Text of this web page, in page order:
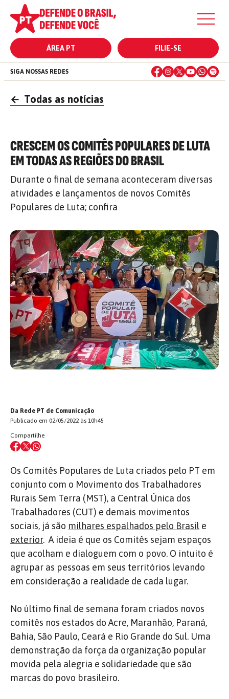
ÁREA PT FILIE-SE
SIGA NOSSAS REDES
← Todas as notícias
CRESCEM OS COMITÊS POPULARES DE LUTA
EM TODAS AS REGIÕES DO BRASIL
Durante o final de semana aconteceram diversas
atividades e lançamentos de novos Comitês
Populares de Luta; confira
Da Rede PT de Comunicação
Publicado em 02/05/2022 às 10h45
Compartilhe
Os Comitês Populares de Luta criados pelo PT em
conjunto com o Movimento dos Trabalhadores
Rurais Sem Terra (MST), a Central Única dos
Trabalhadores (CUT) e demais movimentos
sociais, já são milhares espalhados pelo Brasil e
exterior. A ideia é que os Comitês sejam espaços
que acolham e dialoguem com o povo. O intuito é
agrupar as pessoas em seus territórios levando
em consideração a realidade de cada lugar.
No último final de semana foram criados novos
comitês nos estados do Acre, Maranhão, Paraná,
Bahia, São Paulo, Ceará e Rio Grande do Sul. Uma
demonstração da força da organização popular
movida pela alegria e solidariedade que são
marcas do povo brasileiro.